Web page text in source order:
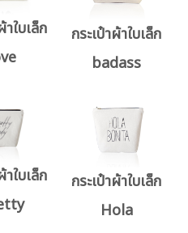
าใบเล็ก
กระเป๋าผ้าใบเล็ก
badass
าใบเล็ก
กระเป๋าผ้าใบเล็ก
Hola